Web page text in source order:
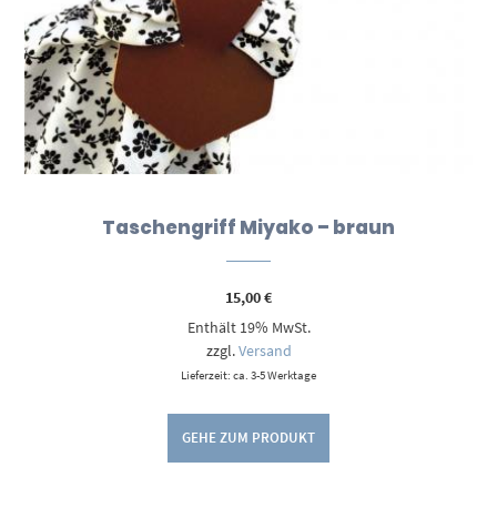
Taschengriff Miyako – braun
15,00€
Enthält 19% MwSt.
zzgl.Versand
Lieferzeit: ca. 3-5 Werktage
GEHE ZUM PRODUKT